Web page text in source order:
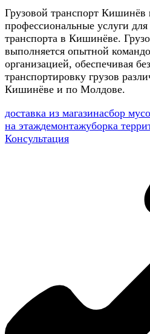
Грузовой транспорт Кишинёв
профессиональные услуги для
транспорта в Кишинёве.
выполняется опытной
организацией, обеспечивая
транспортировку грузов
Кишинёве и по Молдове.
доставка из магазинасбор
на этаждемонтажуборка
Консультация